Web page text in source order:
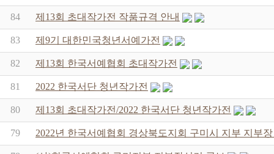
84 제13회 초대작가전 작품규격 안내
83 제9기 대한민국청년서예가전
82 제13회 한국서예협회 초대작가전
81 2022 한국서단 청년작가전
80 제13회 초대작가전/2022 한국서단 청년작가전
79 2022년 한국서예협회 경상북도지회 구미시 지부 지부